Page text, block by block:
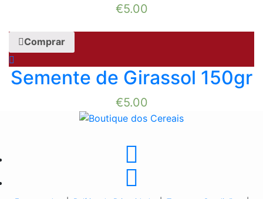
€5.00
Comprar
Semente de Girassol 150gr
€5.00